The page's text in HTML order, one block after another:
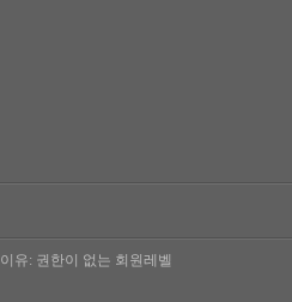
이유: 권한이 없는 회원레벨